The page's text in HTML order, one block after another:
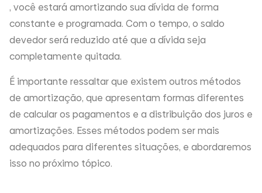
, você estará amortizando sua dívida de forma
constante e programada. Com o tempo, o saldo
devedor será reduzido até que a dívida seja
completamente quitada.
É importante ressaltar que existem outros métodos
de amortização, que apresentam formas diferentes
de calcular os pagamentos e a distribuição dos juros e
amortizações. Esses métodos podem ser mais
adequados para diferentes situações, e abordaremos
isso no próximo tópico.